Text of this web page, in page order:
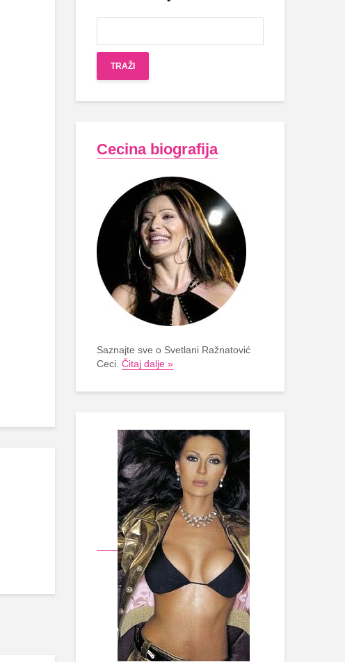
Cecina biografija
Saznajte sve o Svetlani Ražnatović
Ceci. Čitaj dalje »